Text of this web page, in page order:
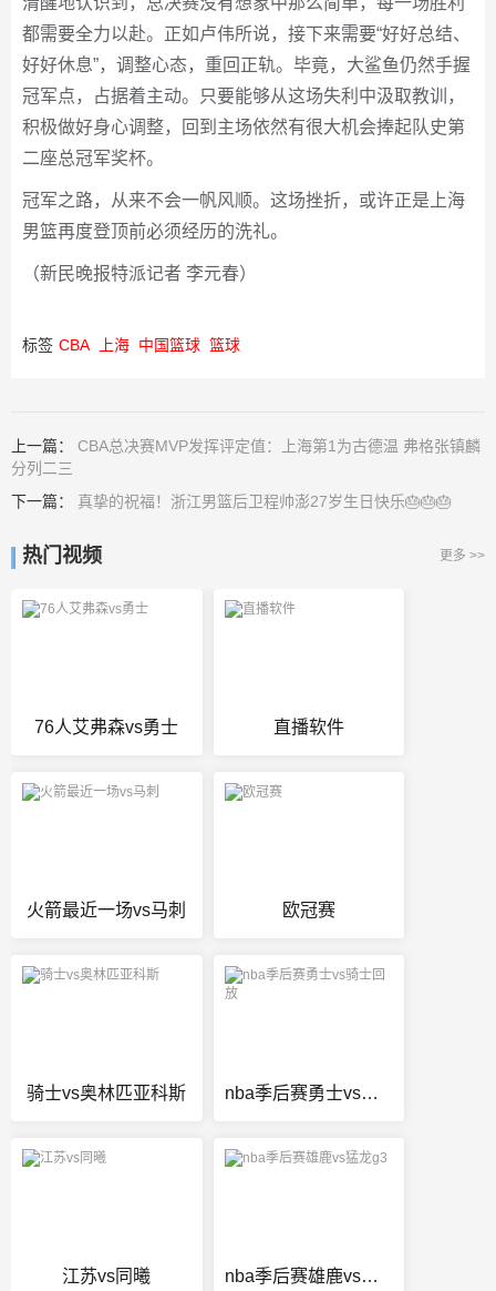
都需要全力以赴。正如卢伟所说，接下来需要“好好总结、
好好休息”，调整心态，重回正轨。毕竟，大鲨鱼仍然手握
冠军点，占据着主动。只要能够从这场失利中汲取教训，
积极做好身心调整，回到主场依然有很大机会捧起队史第
二座总冠军奖杯。
冠军之路，从来不会一帆风顺。这场挫折，或许正是上海
男篮再度登顶前必须经历的洗礼。
（新民晚报特派记者 李元春）
标签 CBA 上海 中国篮球 篮球
上一篇： CBA总决赛MVP发挥评定值：上海第1为古德温 弗格张镇麟
分列二三
下一篇： 真挚的祝福！浙江男篮后卫程帅澎27岁生日快乐🎂🎂🎂
热门视频 更多 >>
76人艾弗森vs勇士 直播软件
火箭最近一场vs马刺 欧冠赛
骑士vs奥林匹亚科斯 nba季后赛勇士vs骑士回放
江苏vs同曦 nba季后赛雄鹿vs猛龙g3